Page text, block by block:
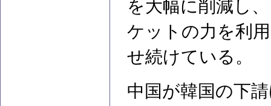
を大幅に削減し
ケットの力を利
せ続けている。
中国が韓国の下